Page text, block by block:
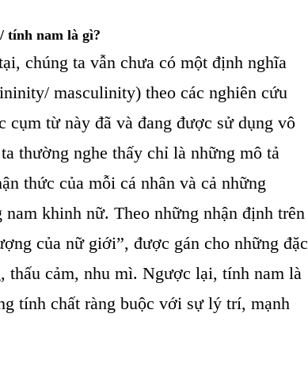
tính nam là gì?
chúng ta vẫn chưa có một định nghĩa
masculinity) theo các nghiên cứu
cụm từ này đã và đang được sử dụng vô
thường nghe thấy chỉ là những mô tả
thức của mỗi cá nhân và cả những
khinh nữ. Theo những nhận định trên
của nữ giới”, được gán cho những đặc
thấu cảm, nhu mì. Ngược lại, tính nam là
tính chất ràng buộc với sự lý trí, mạnh